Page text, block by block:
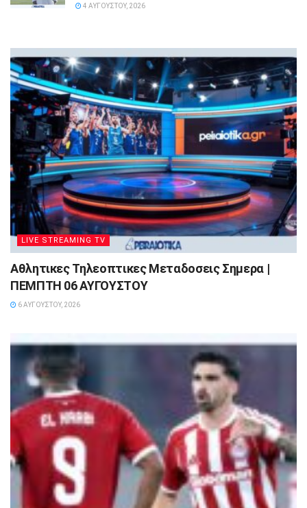
4 ΑΥΓΟΎΣΤΟΥ, 2026
LIVE STREAMING TV
Αθλητικες Τηλεοπτικες Μεταδοσεις Σημερα |
ΠΕΜΠΤΗ 06 ΑΥΓΟΥΣΤΟΥ
6 ΑΥΓΟΎΣΤΟΥ, 2026